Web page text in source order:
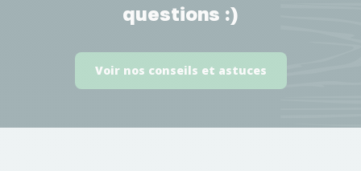
questions :)
Voir nos conseils et astuces